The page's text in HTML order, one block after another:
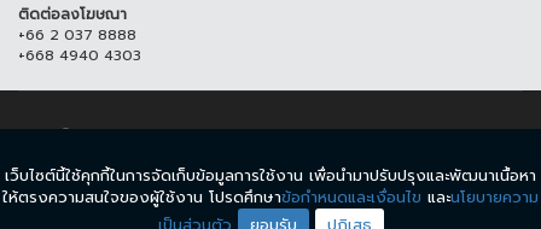
ติดต่อลงโฆษณา
+66 2 037 8888
+668 4940 4303
© COPYRIGHT 2017 THAICH8.COM, ALL RIGHT RESERVED.
ข้อกำหนดและเงื่อนไข นโยบายความเป็นส่วนตัว
เว็บไซต์นี้ใช้คุกกี้ในการจัดเก็บข้อมูลการใช้งาน เพื่อนำมาปรับปรุงและพัฒนาเนื้อหา
ให้ตรงความสนใจของผู้ใช้งาน โปรดศึกษาข้อกำหนดและเงื่อนไข และนโยบายความ